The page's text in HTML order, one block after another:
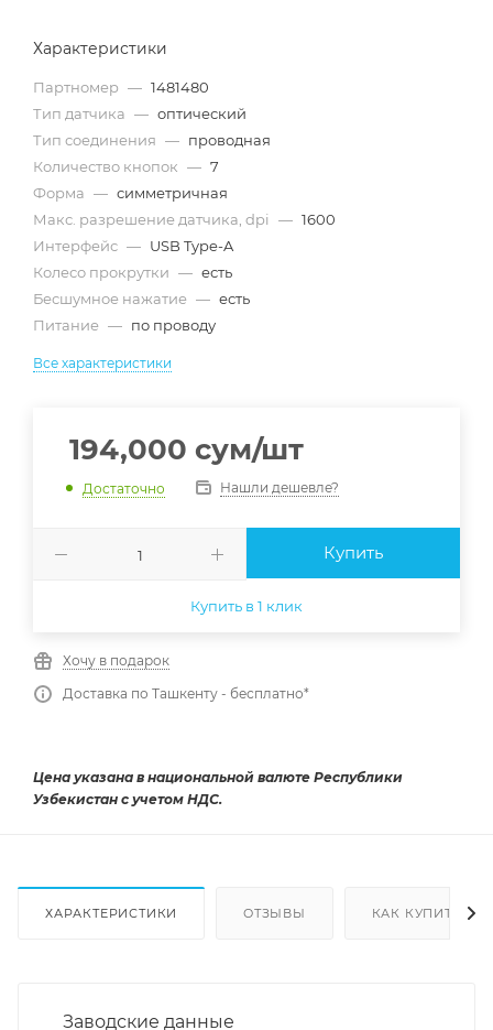
Характеристики
Партномер — 1481480
Тип датчика — оптический
Тип соединения — проводная
Количество кнопок — 7
Форма — симметричная
Макс. разрешение датчика, dpi
— 1600
Интерфейс — USB Type-A
Колесо прокрутки — есть
Бесшумное нажатие — есть
Питание — по проводу
Все характеристики
194,000 сум/шт
Достаточно Нашли дешевле?
Купить
Купить в 1 клик
Хочу в подарок
Доставка по Ташкенту - бесплатно*
Цена указана в национальной валюте Республики
Узбекистан с учетом НДС.
ХАРАКТЕРИСТИКИ ОТЗЫВЫ КАК КУПИТЬ
Заводские данные